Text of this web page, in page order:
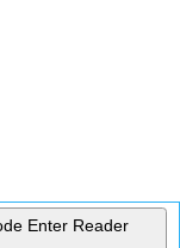
Enter Reader